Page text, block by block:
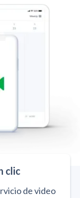
clic
de video